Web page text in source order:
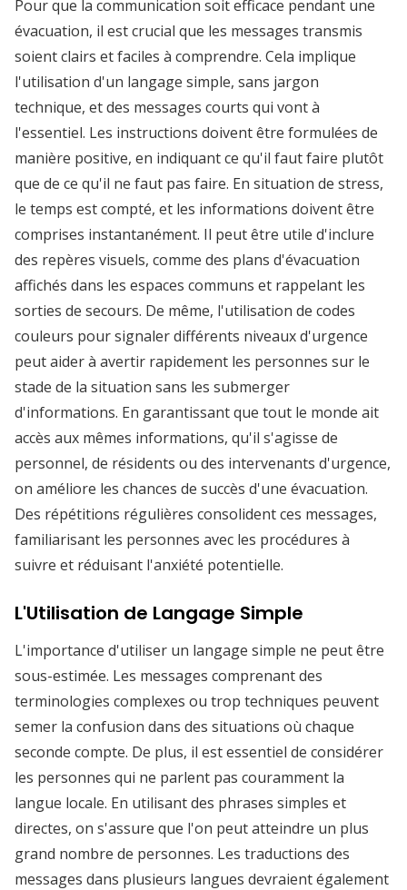
Pour que la communication soit efficace pendant une
évacuation, il est crucial que les messages transmis
soient clairs et faciles à comprendre. Cela implique
l'utilisation d'un langage simple, sans jargon
technique, et des messages courts qui vont à
l'essentiel. Les instructions doivent être formulées de
manière positive, en indiquant ce qu'il faut faire plutôt
que de ce qu'il ne faut pas faire. En situation de stress,
le temps est compté, et les informations doivent être
comprises instantanément. Il peut être utile d'inclure
des repères visuels, comme des plans d'évacuation
affichés dans les espaces communs et rappelant les
sorties de secours. De même, l'utilisation de codes
couleurs pour signaler différents niveaux d'urgence
peut aider à avertir rapidement les personnes sur le
stade de la situation sans les submerger
d'informations. En garantissant que tout le monde ait
accès aux mêmes informations, qu'il s'agisse de
personnel, de résidents ou des intervenants d'urgence,
on améliore les chances de succès d'une évacuation.
Des répétitions régulières consolident ces messages,
familiarisant les personnes avec les procédures à
suivre et réduisant l'anxiété potentielle.
L'Utilisation de Langage Simple
L'importance d'utiliser un langage simple ne peut être
sous-estimée. Les messages comprenant des
terminologies complexes ou trop techniques peuvent
semer la confusion dans des situations où chaque
seconde compte. De plus, il est essentiel de considérer
les personnes qui ne parlent pas couramment la
langue locale. En utilisant des phrases simples et
directes, on s'assure que l'on peut atteindre un plus
grand nombre de personnes. Les traductions des
messages dans plusieurs langues devraient également